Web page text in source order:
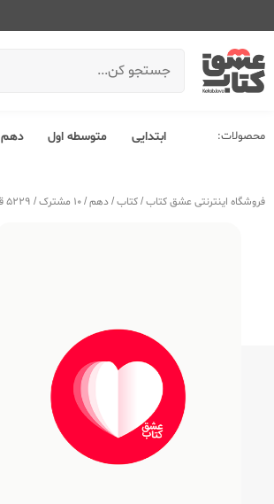
محصولات: ابتدایی متوسطه اول دهم
فروشگاه اینترنتی عشق کتاب/کتاب/دهم/10 مشترک / 5229 قلم چی آبی ریاضی 2